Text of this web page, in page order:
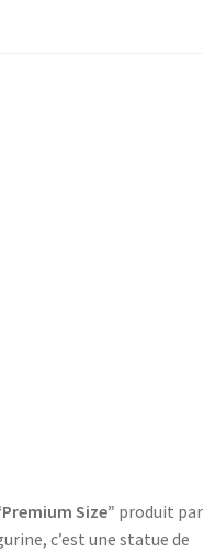
Size” produit par
c’est une statue de